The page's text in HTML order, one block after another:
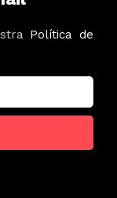
Política de